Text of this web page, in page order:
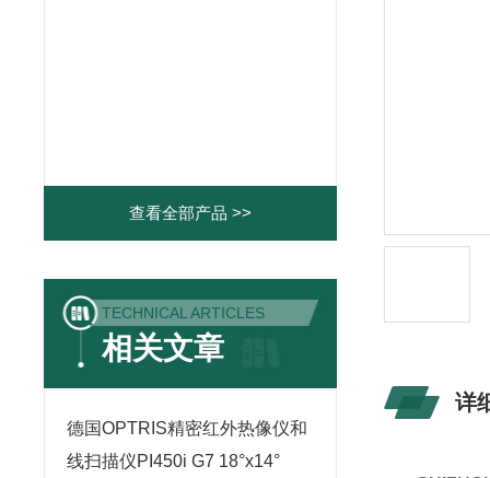
查看全部产品 >>
TECHNICAL ARTICLES
相关文章
德国OPTRIS精密红外热像仪和
线扫描仪PI450i G7 18°x14°
详